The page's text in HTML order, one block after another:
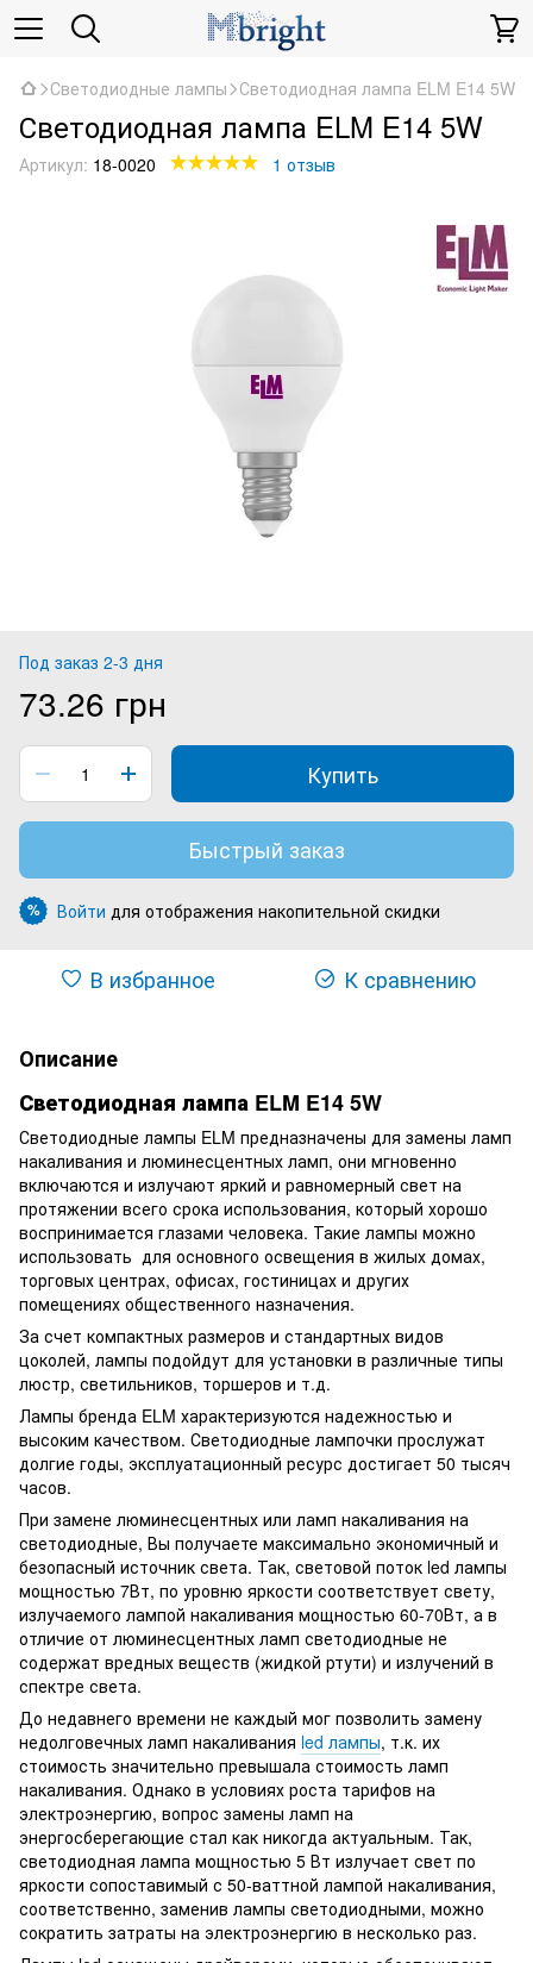
Светодиодные лампы Светодиодная лампа ELM E14 5W
Светодиодная лампа ELM E14 5W
Артикул: 18-0020 1 отзыв
Под заказ 2-3 дня
73.26 грн
Купить
Быстрый заказ
% Войти для отображения накопительной скидки
В избранное К сравнению
Описание
Светодиодная лампа ELM E14 5W
Светодиодные лампы ELM предназначены для замены ламп
накаливания и люминесцентных ламп, они мгновенно
включаются и излучают яркий и равномерный свет на
протяжении всего срока использования, который хорошо
воспринимается глазами человека. Такие лампы можно
использовать для основного освещения в жилых домах,
торговых центрах, офисах, гостиницах и других
помещениях общественного назначения.
За счет компактных размеров и стандартных видов
цоколей, лампы подойдут для установки в различные типы
люстр, светильников, торшеров и т.д.
Лампы бренда ELM характеризуются надежностью и
высоким качеством. Светодиодные лампочки прослужат
долгие годы, эксплуатационный ресурс достигает 50 тысяч
часов.
При замене люминесцентных или ламп накаливания на
светодиодные, Вы получаете максимально экономичный и
безопасный источник света. Так, световой поток led лампы
мощностью 7Вт, по уровню яркости соответствует свету,
излучаемого лампой накаливания мощностью 60-70Вт, а в
отличие от люминесцентных ламп светодиодные не
содержат вредных веществ (жидкой ртути) и излучений в
спектре света.
До недавнего времени не каждый мог позволить замену
недолговечных ламп накаливания led лампы, т.к. их
стоимость значительно превышала стоимость ламп
накаливания. Однако в условиях роста тарифов на
электроэнергию, вопрос замены ламп на
энергосберегающие стал как никогда актуальным. Так,
светодиодная лампа мощностью 5 Вт излучает свет по
яркости сопоставимый с 50-ваттной лампой накаливания,
соответственно, заменив лампы светодиодными, можно
сократить затраты на электроэнергию в несколько раз.